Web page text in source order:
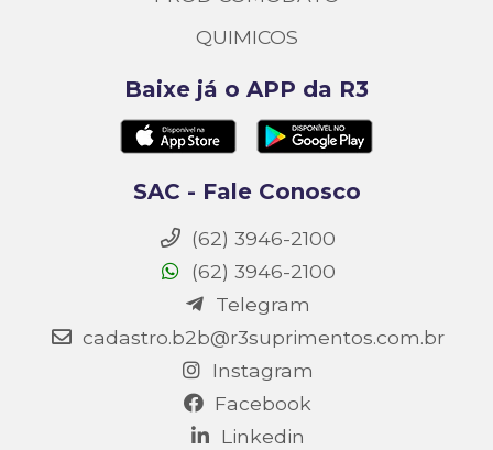
QUIMICOS
Baixe já o APP da R3
SAC - Fale Conosco
(62) 3946-2100
(62) 3946-2100
Telegram
cadastro.b2b@r3suprimentos.com.br
Instagram
Facebook
Linkedin